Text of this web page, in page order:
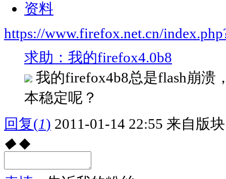
资料
https://www.firefox.net.cn/
求助：我的firefox4.0b8
我的firefox4b8总是flash崩溃
本稳定呢？
回复(1) 2011-01-14 22:55 来自版
◆ ◆